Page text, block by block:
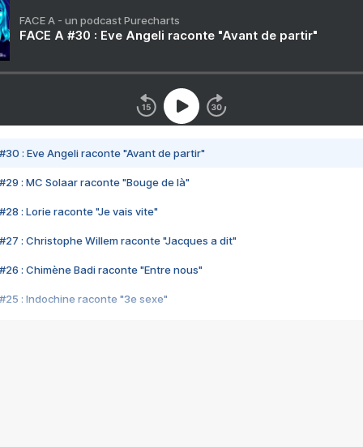
FACE A - un podcast Purecharts
FACE A #30 : Eve Angeli raconte "Avant de partir"
#30 : Eve Angeli raconte "Avant de partir"
#29 : MC Solaar raconte "Bouge de là"
#28 : Lorie raconte "Je vais vite"
#27 : Christophe Willem raconte "Jacques a dit"
#26 : Chimène Badi raconte "Entre nous"
#25 : Indochine raconte "3e sexe"